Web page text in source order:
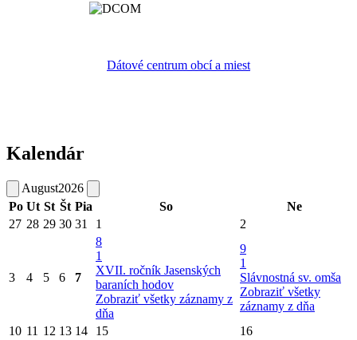
Dátové centrum obcí a miest
Kalendár
August2026
Po Ut St Št Pia So
Ne
27 28 29 30 31 1 2
3 4 5 6 7
8
1
XVII. ročník Jasenských
baraních hodov
Zobraziť všetky záznamy z
dňa
9
1
Slávnostná sv. omša
Zobraziť všetky
záznamy z dňa
10 11 12 13 14 15 16